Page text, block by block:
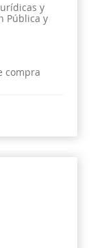
y
Pública y
compra